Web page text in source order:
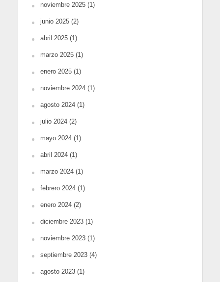
noviembre 2025(1)
junio 2025(2)
abril 2025(1)
marzo 2025(1)
enero 2025(1)
noviembre 2024(1)
agosto 2024(1)
julio 2024(2)
mayo 2024(1)
abril 2024(1)
marzo 2024(1)
febrero 2024(1)
enero 2024(2)
diciembre 2023(1)
noviembre 2023(1)
septiembre 2023(4)
agosto 2023(1)